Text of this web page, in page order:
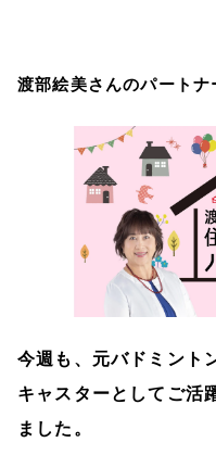
渡部絵美さんのパートナ
今週も、元バドミント
キャスターとしてご活
ました。